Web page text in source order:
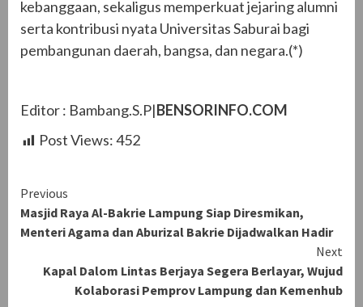
kebanggaan, sekaligus memperkuat jejaring alumni
serta kontribusi nyata Universitas Saburai bagi
pembangunan daerah, bangsa, dan negara.(*)
Editor : Bambang.S.P|BENSORINFO.COM
Post Views:452
Continue
Reading
Previous
Masjid Raya Al-Bakrie Lampung Siap Diresmikan,
Menteri Agama dan Aburizal Bakrie Dijadwalkan Hadir
Next
Kapal Dalom Lintas Berjaya Segera Berlayar, Wujud
Kolaborasi Pemprov Lampung dan Kemenhub